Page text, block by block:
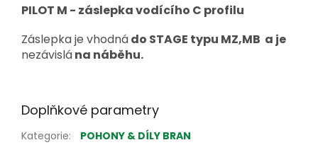
PILOT M - záslepka vodícího C profilu
Záslepka je vhodnádo STAGE typu MZ,MB a je
nezávislána náběhu.
Doplňkové parametry
Kategorie:
POHONY & DÍLY BRAN